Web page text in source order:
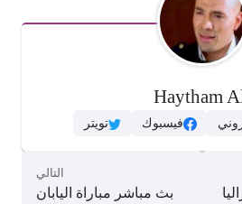
Haytham
فيسبوك تويتر
التالي
بث مباشر مباراة اليابان